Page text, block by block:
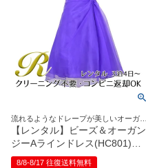
流れるようなドレープが美しいオーガン
ジーロングドレス
【レンタル】ビーズ＆オーガン
ジーAラインドレス(HC801)パ
ープル
8/8-8/17 往復送料無料